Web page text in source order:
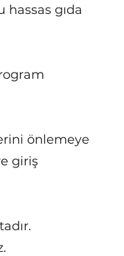
gıda
önlemeye
giriş